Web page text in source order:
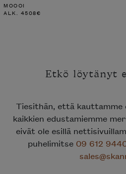
MOOOI
ALK. 4508€
Etkö löytänyt
Tiesithän, että kauttamme
kaikkien edustamiemme
eivät ole esillä
puhelimitse 09 612